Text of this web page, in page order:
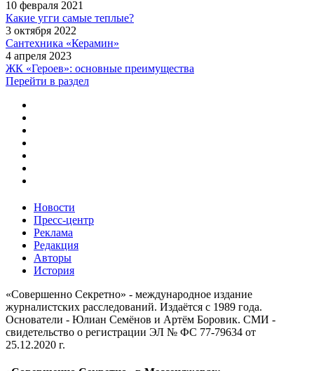
10 февраля 2021
Какие угги самые теплые?
3 октября 2022
Сантехника «Керамин»
4 апреля 2023
ЖК «Героев»: основные преимущества
Перейти в раздел
Новости
Пресс-центр
Реклама
Редакция
Авторы
История
«Совершенно Секретно» - международное издание
журналистских расследований. Издаётся с 1989 года.
Основатели - Юлиан Семёнов и Артём Боровик. CМИ -
свидетельство о регистрации ЭЛ № ФС 77-79634 от
25.12.2020 г.